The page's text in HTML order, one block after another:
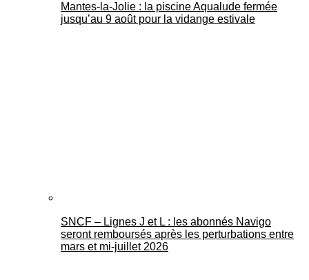
Mantes-la-Jolie : la piscine Aqualude fermée
jusqu’au 9 août pour la vidange estivale
SNCF – Lignes J et L : les abonnés Navigo
seront remboursés après les perturbations entre
mars et mi-juillet 2026